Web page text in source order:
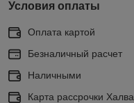
Условия оплаты
Оплата картой
Безналичный расчет
Наличными
Карта рассрочки Халва